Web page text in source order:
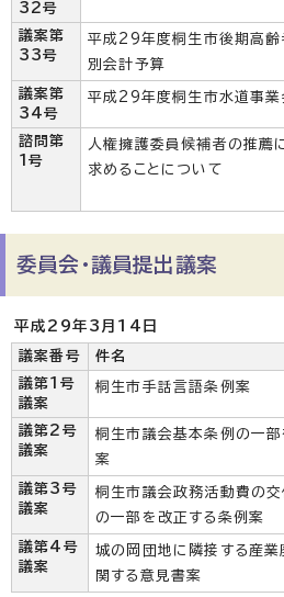
32号
議案第
33号
平成29年度桐生市後期高齢
別会計予算
議案第
34号
平成29年度桐生市水道事業
諮問第
1号
人権擁護委員候補者の推薦
求めることについて
委員会・議員提出議案
平成29年3月14日
議案番号 件名
議第1号
議案
桐生市手話言語条例案
議第2号
議案
桐生市議会基本条例の一部
案
議第3号
議案
桐生市議会政務活動費の交
の一部を改正する条例案
議第4号
議案
城の岡団地に隣接する産業
関する意見書案